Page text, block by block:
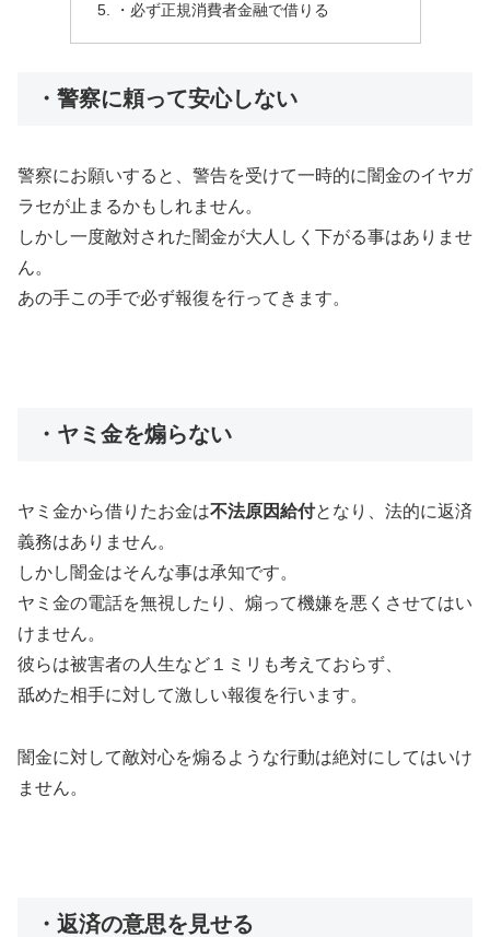
・必ず正規消費者金融で借りる
・警察に頼って安心しない
警察にお願いすると、警告を受けて一時的に闇金のイヤガ
ラセが止まるかもしれません。
しかし一度敵対された闇金が大人しく下がる事はありませ
ん。
あの手この手で必ず報復を行ってきます。
・ヤミ金を煽らない
ヤミ金から借りたお金は不法原因給付となり、法的に返済
義務はありません。
しかし闇金はそんな事は承知です。
ヤミ金の電話を無視したり、煽って機嫌を悪くさせてはい
けません。
彼らは被害者の人生など１ミリも考えておらず、
舐めた相手に対して激しい報復を行います。
闇金に対して敵対心を煽るような行動は絶対にしてはいけ
ません。
・返済の意思を見せる